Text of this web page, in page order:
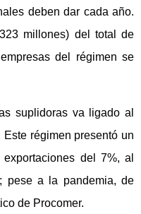
deben dar cada año.
millones) del total de
del régimen se
suplidoras va ligado al
régimen presentó un
del 7%, al
pese a la pandemia, de
de Procomer.